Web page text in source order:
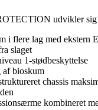
udvikler sig
i flere lag med ekstern
slaget
1-stødbeskyttelse
af bioskum
chassis
kombineret